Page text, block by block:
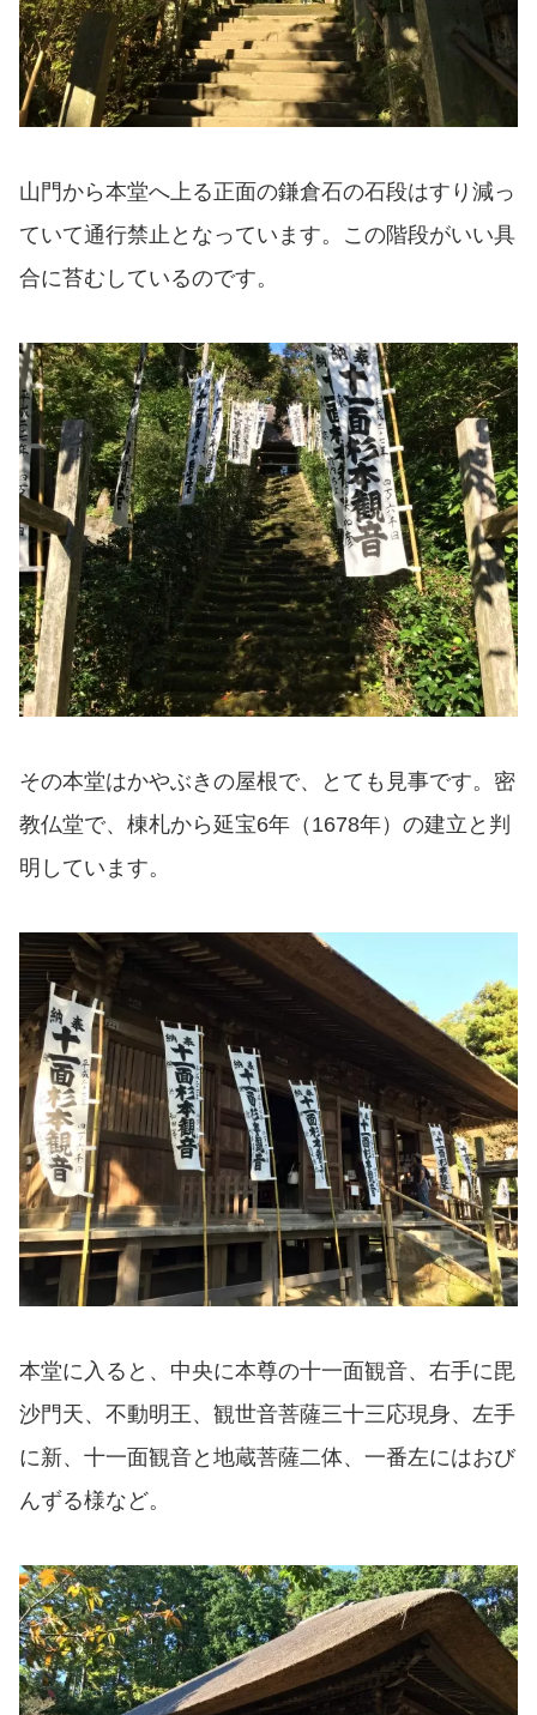
山門から本堂へ上る正面の鎌倉石の石段はすり減っ
ていて通行禁止となっています。この階段がいい具
合に苔むしているのです。
その本堂はかやぶきの屋根で、とても見事です。密
教仏堂で、棟札から延宝6年（1678年）の建立と判
明しています。
本堂に入ると、中央に本尊の十一面観音、右手に毘
沙門天、不動明王、観世音菩薩三十三応現身、左手
に新、十一面観音と地蔵菩薩二体、一番左にはおび
んずる様など。